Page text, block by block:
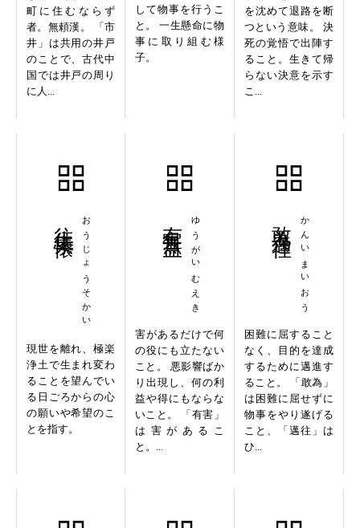
町に住むならず
者。無頼漢。 「市
井」は共用の井戸
のことで、古代中
国では井戸の周り
に人...
して物事を行うこ
と。 一生懸命に物
事に取り組む様
子。
を沈めて退路を断
つという意味。 決
死の覚悟で出陣す
ること。生きて帰
らない決意を示す
こ...
おうじょうそかい
現世を離れ、極楽
浄土で生まれ変わ
ることを望んでい
る日ごろからの心
の願いや希望のこ
とを指す。
ゆうがいむえき
害があるだけで何
の役にも立たない
こと。 悪影響ばか
り出現し、何の利
益や得にもならな
いこと。 「有害」
は害があるこ
と。...
かんいまいおう
困難に屈すること
なく、目的を達成
するために邁進す
ること。 「敢為」
は困難に屈せずに
物事をやり遂げる
こと、「邁往」は
ひ...